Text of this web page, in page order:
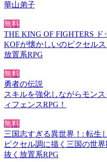
華山弟子
無料
THE KING OF FIGHTERS ド
KOFが懐かしいのピクセル
放置系RPG
無料
勇者の伝説
スキルを強化しながらモン
ィフェンスRPG！
無料
三国志すぎる異世界！: 転生
ピクセル調に描く三国の世
抜く放置系RPG